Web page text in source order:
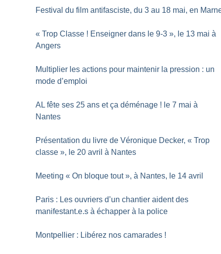
Festival du film antifasciste, du 3 au 18 mai, en
« Trop Classe ! Enseigner dans le 9-3 », le 13 mai à
Angers
Multiplier les actions pour maintenir la pression : un
mode d’emploi
AL fête ses 25 ans et ça déménage ! le 7 mai à
Nantes
Présentation du livre de Véronique Decker, « Trop
classe », le 20 avril à Nantes
Meeting « On bloque tout », à Nantes, le 14 avril
Paris : Les ouvriers d’un chantier aident des
manifestant.e.s à échapper à la police
Montpellier : Libérez nos camarades !